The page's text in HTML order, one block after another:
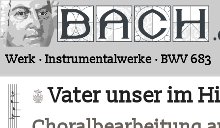
Werk · Instrumentalwerke · BWV 683
Vater unser im